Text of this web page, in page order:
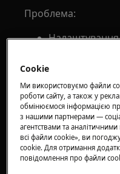
Проблема:
Застосовується для:
вбудованої
окремо
Рішення:
1. Це нормально,
Cookie
Ми використовуємо файли
роботи сайту, а також у
обмінюємося інформацією
з нашими партнерами —
агентствами та
всі файли сookie», ви
cookie. Для отримання
повідомлення про файли